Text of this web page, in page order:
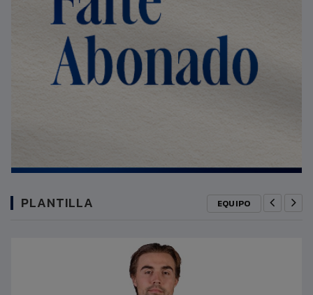
PLANTILLA EQUIPO